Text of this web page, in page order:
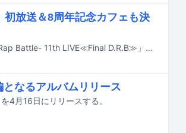
放送＆8周年記念カフェも決
ヒプノシスマイクの11thライブ「ヒプノシスマイク -Division Rap Battle- 11th LIVE≪Final D.R.B≫」が9月から10月にかけて開催される。
なるアルバムリリース
4月16日にリリースする。